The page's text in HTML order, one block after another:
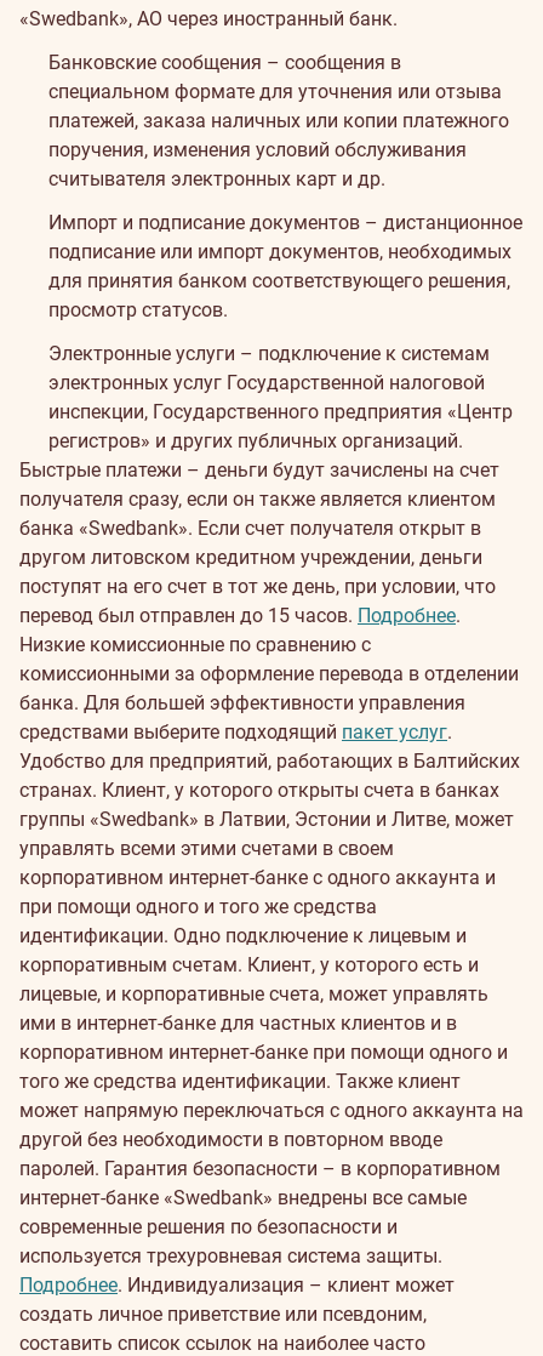
«Swedbank», АО через иностранный банк.
Банковские сообщения – сообщения в
специальном формате для уточнения или отзыва
платежей, заказа наличных или копии платежного
поручения, изменения условий обслуживания
считывателя электронных карт и др.
Импорт и подписание документов – дистанционное
подписание или импорт документов, необходимых
для принятия банком соответствующего решения,
просмотр статусов.
Электронные услуги – подключение к системам
электронных услуг Государственной налоговой
инспекции, Государственного предприятия «Центр
регистров» и других публичных организаций.
Быстрые платежи – деньги будут зачислены на счет
получателя сразу, если он также является клиентом
банка «Swedbank». Если счет получателя открыт в
другом литовском кредитном учреждении, деньги
поступят на его счет в тот же день, при условии, что
перевод был отправлен до 15 часов. Подробнее.
Низкие комиссионные по сравнению с
комиссионными за оформление перевода в отделении
банка. Для большей эффективности управления
средствами выберите подходящий пакет услуг.
Удобство для предприятий, работающих в Балтийских
странах. Клиент, у которого открыты счета в банках
группы «Swedbank» в Латвии, Эстонии и Литве, может
управлять всеми этими счетами в своем
корпоративном интернет-банке с одного аккаунта и
при помощи одного и того же средства
идентификации. Одно подключение к лицевым и
корпоративным счетам. Клиент, у которого есть и
лицевые, и корпоративные счета, может управлять
ими в интернет-банке для частных клиентов и в
корпоративном интернет-банке при помощи одного и
того же средства идентификации. Также клиент
может напрямую переключаться с одного аккаунта на
другой без необходимости в повторном вводе
паролей. Гарантия безопасности – в корпоративном
интернет-банке «Swedbank» внедрены все самые
современные решения по безопасности и
используется трехуровневая система защиты.
Подробнее. Индивидуализация – клиент может
создать личное приветствие или псевдоним,
составить список ссылок на наиболее часто